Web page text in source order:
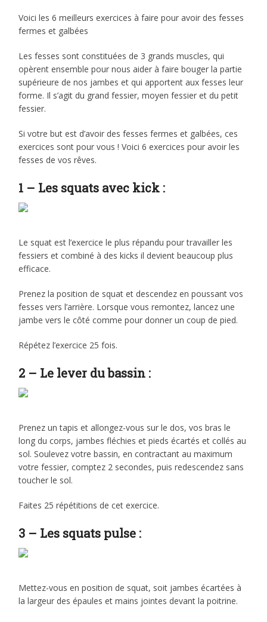
Voici les 6 meilleurs exercices à faire pour avoir des fesses
fermes et galbées
Les fesses sont constituées de 3 grands muscles, qui
opèrent ensemble pour nous aider à faire bouger la partie
supérieure de nos jambes et qui apportent aux fesses leur
forme. Il s’agit du grand fessier, moyen fessier et du petit
fessier.
Si votre but est d’avoir des fesses fermes et galbées, ces
exercices sont pour vous ! Voici 6 exercices pour avoir les
fesses de vos rêves.
1 – Les squats avec kick :
Le squat est l’exercice le plus répandu pour travailler les
fessiers et combiné à des kicks il devient beaucoup plus
efficace.
Prenez la position de squat et descendez en poussant vos
fesses vers l’arrière. Lorsque vous remontez, lancez une
jambe vers le côté comme pour donner un coup de pied.
Répétez l’exercice 25 fois.
2 – Le lever du bassin :
Prenez un tapis et allongez-vous sur le dos, vos bras le
long du corps, jambes fléchies et pieds écartés et collés au
sol. Soulevez votre bassin, en contractant au maximum
votre fessier, comptez 2 secondes, puis redescendez sans
toucher le sol.
Faites 25 répétitions de cet exercice.
3 – Les squats pulse :
Mettez-vous en position de squat, soit jambes écartées à
la largeur des épaules et mains jointes devant la poitrine.